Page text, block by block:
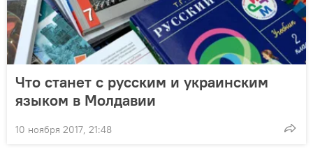
Что станет с русским и украинским
языком в Молдавии
10 ноября 2017, 21:48